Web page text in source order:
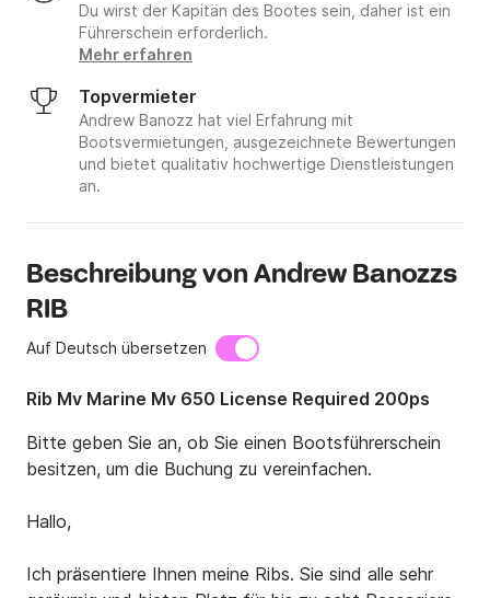
Du wirst der Kapitän des Bootes sein, daher ist ein
Führerschein erforderlich.
Mehr erfahren
Topvermieter
Andrew Banozz hat viel Erfahrung mit
Bootsvermietungen, ausgezeichnete Bewertungen
und bietet qualitativ hochwertige Dienstleistungen
an.
Beschreibung von Andrew Banozzs
RIB
Auf Deutsch übersetzen
Rib Mv Marine Mv 650 License Required 200ps
Bitte geben Sie an, ob Sie einen Bootsführerschein
besitzen, um die Buchung zu vereinfachen.
Hallo,
Ich präsentiere Ihnen meine Ribs. Sie sind alle sehr